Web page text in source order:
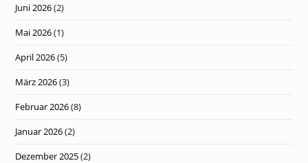
Juni 2026(2)
Mai 2026(1)
April 2026(5)
März 2026(3)
Februar 2026(8)
Januar 2026(2)
Dezember 2025(2)